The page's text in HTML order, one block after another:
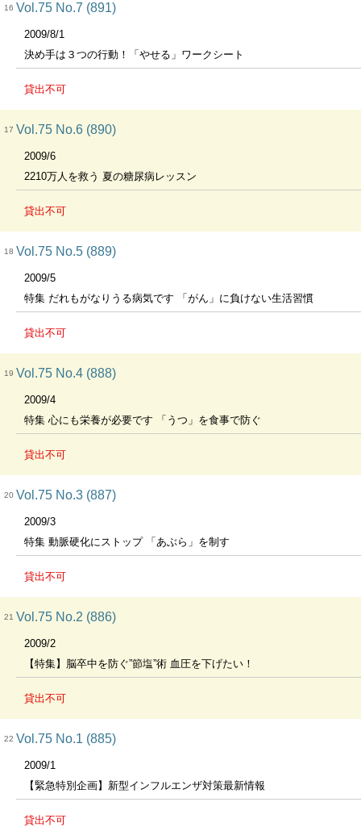
16 Vol.75 No.7 (891)
2009/8/1
決め手は３つの行動！「やせる」ワークシート
貸出不可
17 Vol.75 No.6 (890)
2009/6
2210万人を救う 夏の糖尿病レッスン
貸出不可
18 Vol.75 No.5 (889)
2009/5
特集 だれもがなりうる病気です 「がん」に負けない生活習慣
貸出不可
19 Vol.75 No.4 (888)
2009/4
特集 心にも栄養が必要です 「うつ」を食事で防ぐ
貸出不可
20 Vol.75 No.3 (887)
2009/3
特集 動脈硬化にストップ 「あぶら」を制す
貸出不可
21 Vol.75 No.2 (886)
2009/2
【特集】脳卒中を防ぐ”節塩”術 血圧を下げたい！
貸出不可
22 Vol.75 No.1 (885)
2009/1
【緊急特別企画】新型インフルエンザ対策最新情報
貸出不可